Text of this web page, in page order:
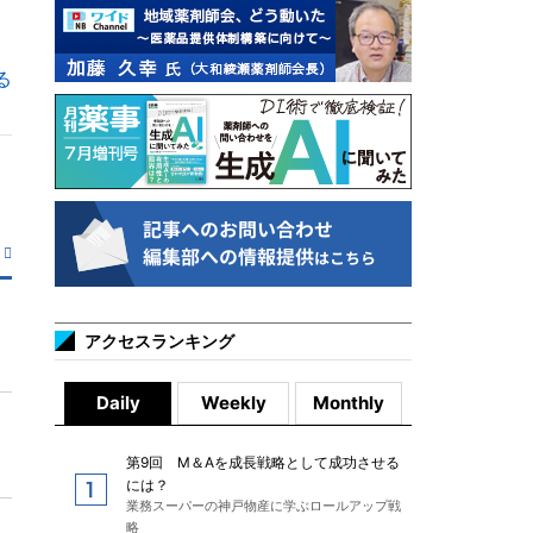
アクセスランキング
Daily Weekly Monthly
第9回 M＆Aを成長戦略として成功させる
には？
業務スーパーの神戸物産に学ぶロールアップ戦
略